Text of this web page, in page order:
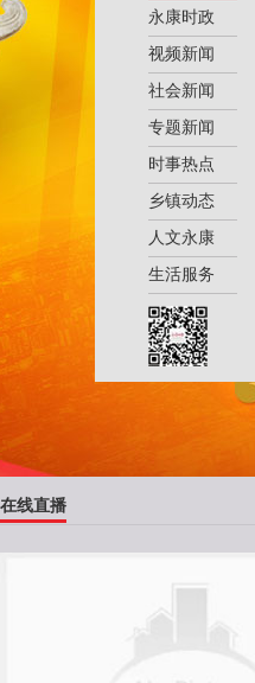
永康时政
视频新闻
社会新闻
专题新闻
时事热点
乡镇动态
人文永康
生活服务
在线直播